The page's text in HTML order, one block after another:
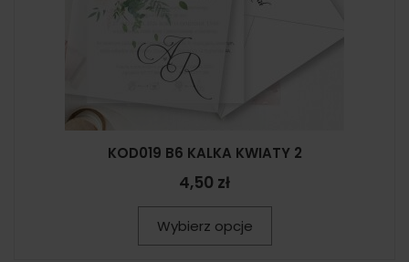
KOD019 B6 KALKA KWIATY 2
4,50 zł
Wybierz opcje